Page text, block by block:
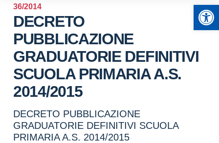
36/2014
DECRETO
PUBBLICAZIONE
GRADUATORIE DEFINITIVI
SCUOLA PRIMARIA A.S.
2014/2015
DECRETO PUBBLICAZIONE
GRADUATORIE DEFINITIVI SCUOLA
PRIMARIA A.S. 2014/2015